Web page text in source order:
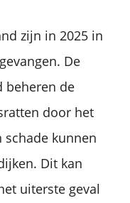
zijn in 2025 in
De
beheren de
door het
schade kunnen
Dit kan
uiterste geval